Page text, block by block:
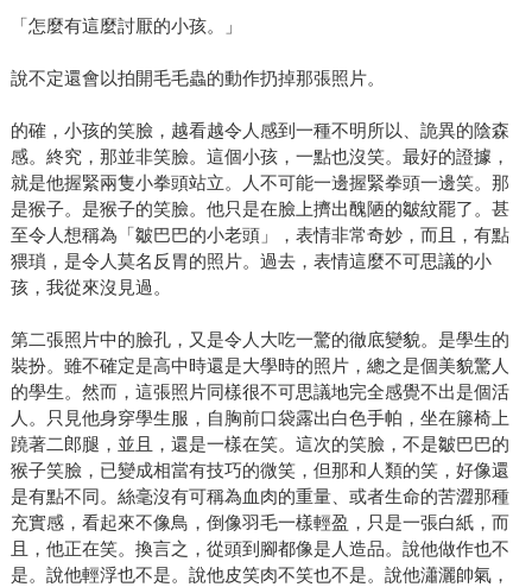
「怎麼有這麼討厭的小孩。」
說不定還會以拍開毛毛蟲的動作扔掉那張照片。
的確，小孩的笑臉，越看越令人感到一種不明所以、詭異的陰森
感。終究，那並非笑臉。這個小孩，一點也沒笑。最好的證據，
就是他握緊兩隻小拳頭站立。人不可能一邊握緊拳頭一邊笑。那
是猴子。是猴子的笑臉。他只是在臉上擠出醜陋的皺紋罷了。甚
至令人想稱為「皺巴巴的小老頭」，表情非常奇妙，而且，有點
猥瑣，是令人莫名反胃的照片。過去，表情這麼不可思議的小
孩，我從來沒見過。
第二張照片中的臉孔，又是令人大吃一驚的徹底變貌。是學生的
裝扮。雖不確定是高中時還是大學時的照片，總之是個美貌驚人
的學生。然而，這張照片同樣很不可思議地完全感覺不出是個活
人。只見他身穿學生服，自胸前口袋露出白色手帕，坐在籐椅上
蹺著二郎腿，並且，還是一樣在笑。這次的笑臉，不是皺巴巴的
猴子笑臉，已變成相當有技巧的微笑，但那和人類的笑，好像還
是有點不同。絲毫沒有可稱為血肉的重量、或者生命的苦澀那種
充實感，看起來不像鳥，倒像羽毛一樣輕盈，只是一張白紙，而
且，他正在笑。換言之，從頭到腳都像是人造品。說他做作也不
是。說他輕浮也不是。說他皮笑肉不笑也不是。說他瀟灑帥氣，